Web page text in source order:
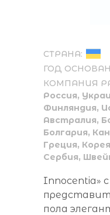
Innocentia»
пола
ГОД
КОМПАНИЯ
Россия,
Финляндия,
Австралия,
Болгария,
Греция,
Сербия,
СТРАНА: